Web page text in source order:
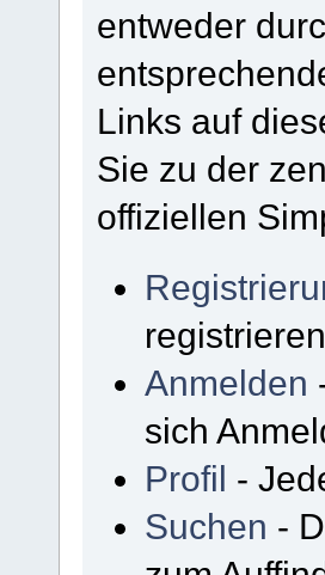
entweder
Links auf
Sie zu der
offiziellen
Anmelden
sich
Profil -
Suchen -